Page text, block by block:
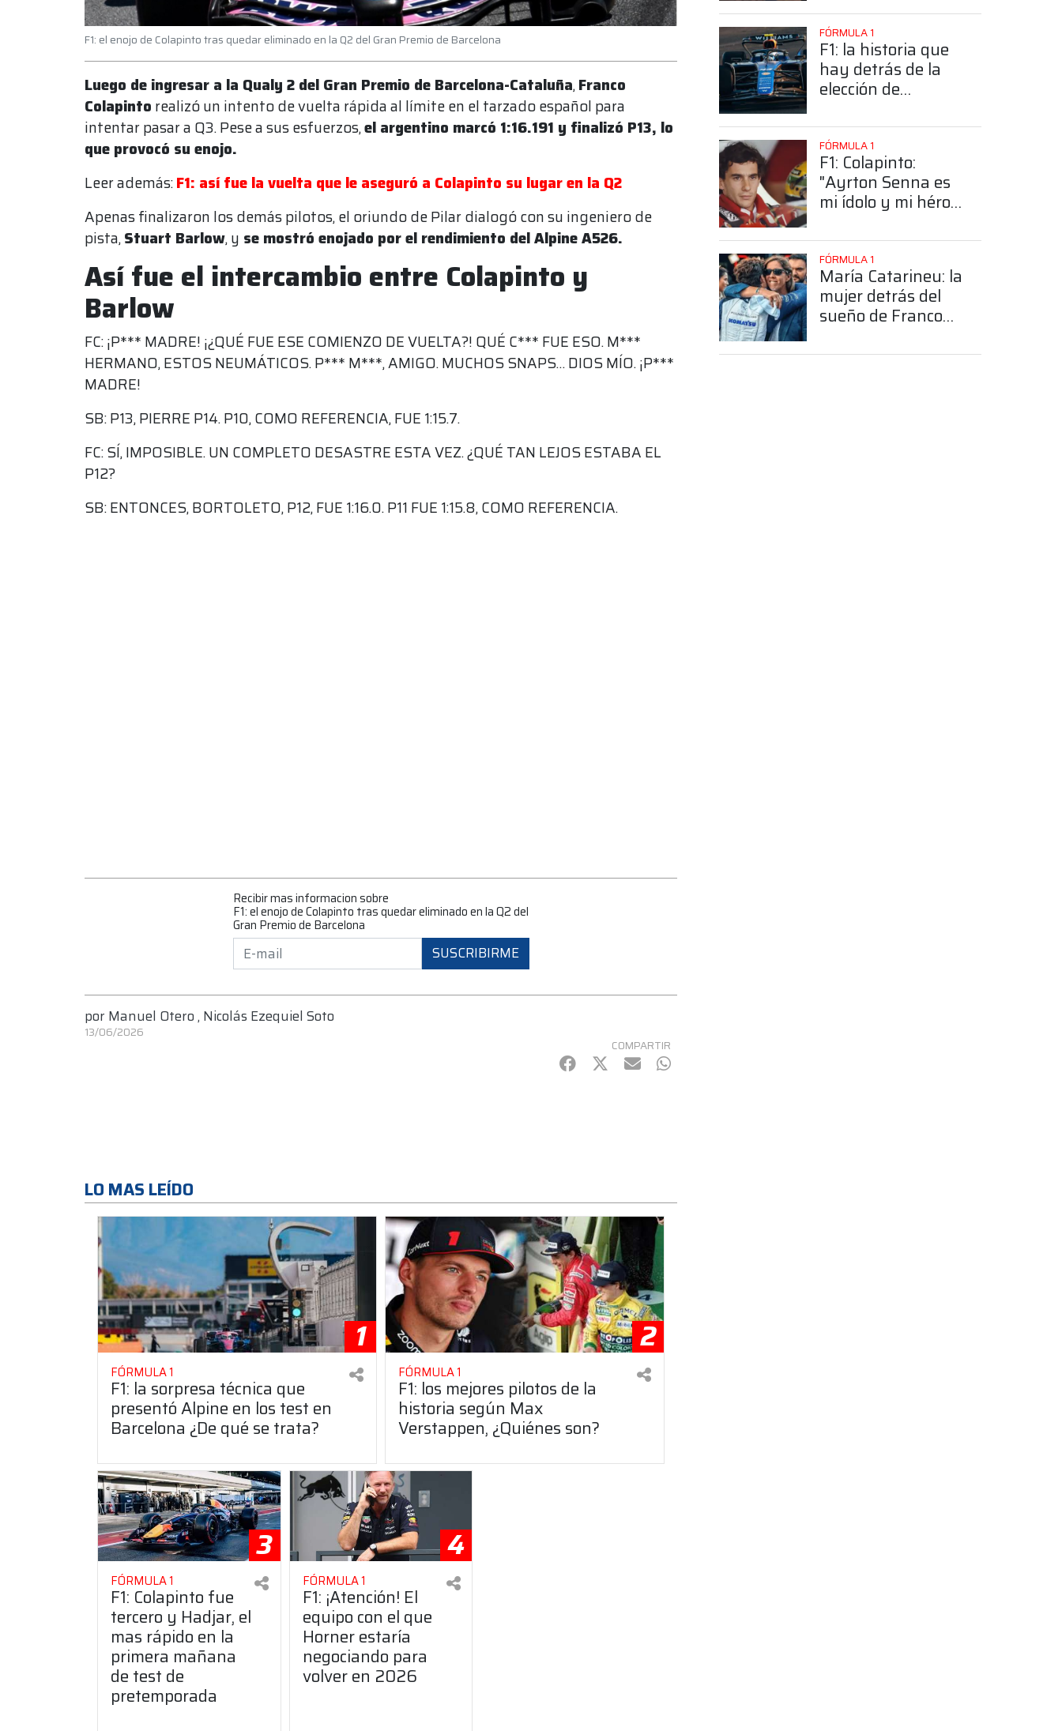
F1: el enojo de Colapinto tras quedar eliminado en la Q2 del Gran Premio de Barcelona
Luego de ingresar a la Qualy 2 del Gran Premio de Barcelona-Cataluña,Franco
Colapinto realizó un intento de vuelta rápida al límite en el tarzado español para
intentar pasar a Q3. Pese a sus esfuerzos,el argentino marcó 1:16.191 y finalizó P13, lo
que provocó su enojo.
Leer además:F1: así fue la vuelta que le aseguró a Colapinto su lugar en la Q2
Apenas finalizaron los demás pilotos, el oriundo de Pilar dialogó con su ingeniero de
pista,Stuart Barlow, y se mostró enojado por el rendimiento del Alpine A526.
Así fue el intercambio entre Colapinto y
Barlow
FC: ¡P*** MADRE! ¡¿QUÉ FUE ESE COMIENZO DE VUELTA?! QUÉ C*** FUE ESO. M***
HERMANO, ESTOS NEUMÁTICOS. P*** M***, AMIGO. MUCHOS SNAPS… DIOS MÍO. ¡P***
MADRE!
SB: P13, PIERRE P14. P10, COMO REFERENCIA, FUE 1:15.7.
FC: SÍ, IMPOSIBLE. UN COMPLETO DESASTRE ESTA VEZ. ¿QUÉ TAN LEJOS ESTABA EL
P12?
SB: ENTONCES, BORTOLETO, P12, FUE 1:16.0. P11 FUE 1:15.8, COMO REFERENCIA.
Recibir mas informacion sobre
F1: el enojo de Colapinto tras quedar eliminado en la Q2 del
Gran Premio de Barcelona
SUSCRIBIRME
por Manuel Otero, Nicolás Ezequiel Soto
13/06/2026
COMPARTIR
Facebook
Twitter
mail WhatsApp
LO MAS LEÍDO
1
FÓRMULA 1
F1: la sorpresa técnica que
presentó Alpine en los test en
Barcelona ¿De qué se trata?
2
FÓRMULA 1
F1: los mejores pilotos de la
historia según Max
Verstappen, ¿Quiénes son?
3
FÓRMULA 1
F1: Colapinto fue
tercero y Hadjar, el
mas rápido en la
primera mañana
de test de
pretemporada
4
FÓRMULA 1
F1: ¡Atención! El
equipo con el que
Horner estaría
negociando para
volver en 2026
posición de
Colapinto
FÓRMULA 1
F1: la historia que
hay detrás de la
elección de
número 43
FÓRMULA 1
F1: Colapinto:
"Ayrton Senna es
mi ídolo y mi héroe
FÓRMULA 1
María Catarineu: la
mujer detrás del
sueño de Franco
Fórmula 1